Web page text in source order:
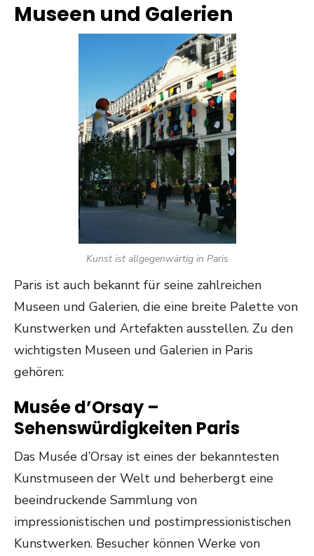
Museen und Galerien
Kunst ist allgegenwärtig in Paris
Paris ist auch bekannt für seine zahlreichen
Museen und Galerien, die eine breite Palette von
Kunstwerken und Artefakten ausstellen. Zu den
wichtigsten Museen und Galerien in Paris
gehören:
Musée d’Orsay –
Sehenswürdigkeiten Paris
Das Musée d’Orsay ist eines der bekanntesten
Kunstmuseen der Welt und beherbergt eine
beeindruckende Sammlung von
impressionistischen und postimpressionistischen
Kunstwerken. Besucher können Werke von